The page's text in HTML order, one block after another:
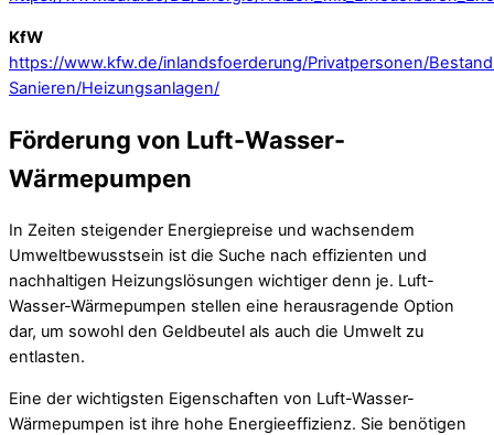
KfW
https://www.kfw.de/inlandsfoerderung/Privatpersonen/
Sanieren/Heizungsanlagen/
Förderung von Luft-Wasser-
Wärmepumpen
In Zeiten steigender Energiepreise und wachsendem
Umweltbewusstsein ist die Suche nach effizienten und
nachhaltigen Heizungslösungen wichtiger denn je. Luft-
Wasser-Wärmepumpen stellen eine herausragende Option
dar, um sowohl den Geldbeutel als auch die Umwelt zu
entlasten.
Eine der wichtigsten Eigenschaften von Luft-Wasser-
Wärmepumpen ist ihre hohe Energieeffizienz. Sie benötigen